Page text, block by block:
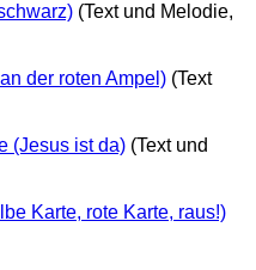
(Text und Melodie,
der roten Ampel) (Text
(Jesus ist da) (Text und
Karte, rote Karte, raus!)